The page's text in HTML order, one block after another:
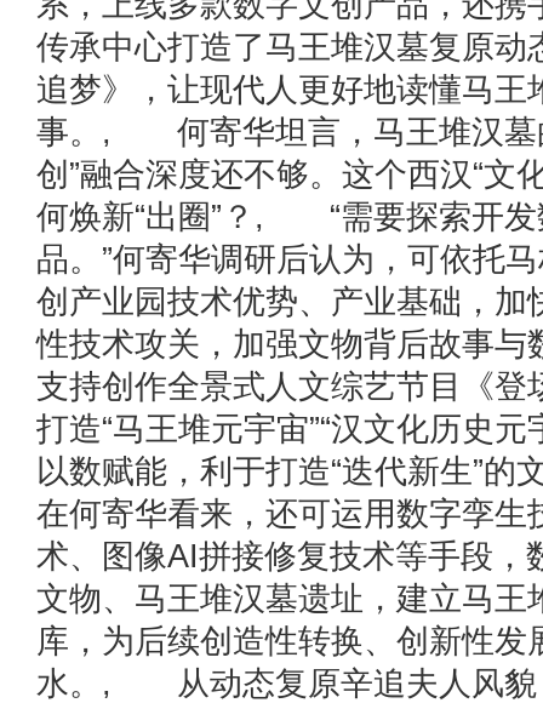
传承中心打造了马王堆汉墓复原动
追梦》，让现代人更好地读懂马王
事。, 何寄华坦言，马王堆汉墓
创”融合深度还不够。这个西汉“文
何焕新“出圈”？, “需要探索开发
品。”何寄华调研后认为，可依托
创产业园技术优势、产业基础，加
性技术攻关，加强文物背后故事与
支持创作全景式人文综艺节目《登
打造“马王堆元宇宙”“汉文化历
以数赋能，利于打造“迭代新生”的
在何寄华看来，还可运用数字孪生
术、图像AI拼接修复技术等手段，
文物、马王堆汉墓遗址，建立马王
库，为后续创造性转换、创新性发
水。, 从动态复原辛追夫人风貌